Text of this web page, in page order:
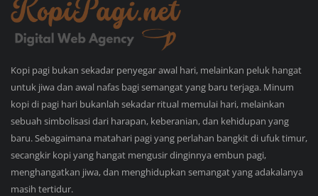
Kopi pagi bukan sekadar penyegar awal hari, melainkan peluk hangat
untuk jiwa dan awal nafas bagi semangat yang baru terjaga. Minum
kopi di pagi hari bukanlah sekadar ritual memulai hari, melainkan
sebuah simbolisasi dari harapan, keberanian, dan kehidupan yang
baru. Sebagaimana matahari pagi yang perlahan bangkit di ufuk timur,
secangkir kopi yang hangat mengusir dinginnya embun pagi,
menghangatkan jiwa, dan menghidupkan semangat yang adakalanya
masih tertidur.